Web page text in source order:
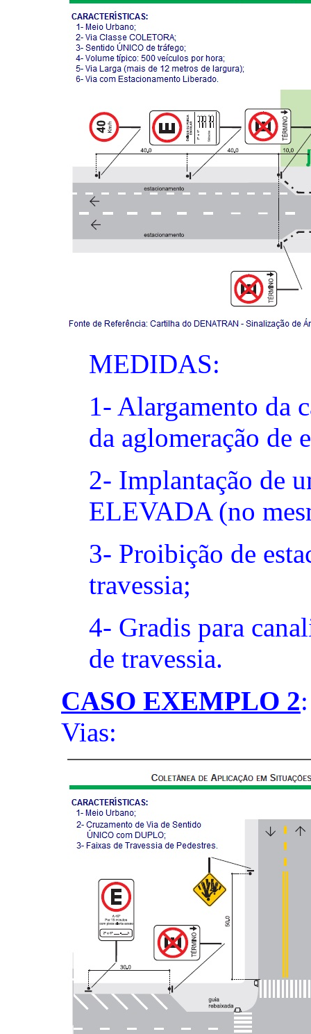
MEDIDAS:
1- Alargamento da
da aglomeração de
2- Implantação de
ELEVADA (no
3- Proibição de
travessia;
4- Gradis para
de travessia.
CASO EXEMPLO 2
Vias: